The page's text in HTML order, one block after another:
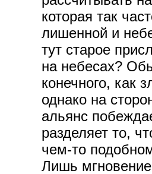
которая так
лишенной и
тут старое
на небесах?
конечного, как
однако на
альянс
разделяет то,
чем-то
Лишь